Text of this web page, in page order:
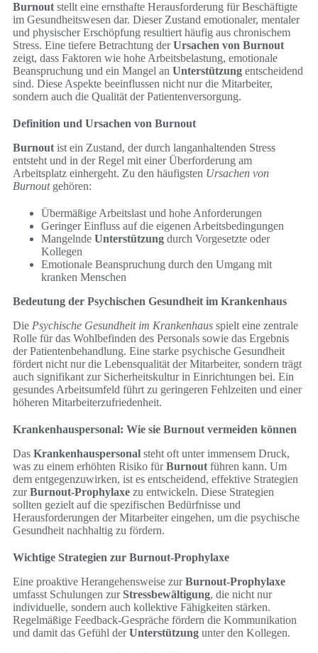
Burnout stellt eine ernsthafte Herausforderung für Beschäftigte
im Gesundheitswesen dar. Dieser Zustand emotionaler, mentaler
und physischer Erschöpfung resultiert häufig aus chronischem
Stress. Eine tiefere Betrachtung derUrsachen von Burnout
zeigt, dass Faktoren wie hohe Arbeitsbelastung, emotionale
Beanspruchung und ein Mangel an Unterstützung entscheidend
sind. Diese Aspekte beeinflussen nicht nur die Mitarbeiter,
sondern auch die Qualität der Patientenversorgung.
Definition und Ursachen von Burnout
Burnout ist ein Zustand, der durch langanhaltenden Stress
entsteht und in der Regel mit einer Überforderung am
Arbeitsplatz einhergeht. Zu den häufigsten Ursachen von
Burnoutgehören:
Übermäßige Arbeitslast und hohe Anforderungen
Geringer Einfluss auf die eigenen Arbeitsbedingungen
Mangelnde Unterstützung durch Vorgesetzte oder
Kollegen
Emotionale Beanspruchung durch den Umgang mit
kranken Menschen
Bedeutung der Psychischen Gesundheit im Krankenhaus
Die Psychische Gesundheit im Krankenhaus spielt eine zentrale
Rolle für das Wohlbefinden des Personals sowie das Ergebnis
der Patientenbehandlung. Eine starke psychische Gesundheit
fördert nicht nur die Lebensqualität der Mitarbeiter, sondern trägt
auch signifikant zur Sicherheitskultur in Einrichtungen bei. Ein
gesundes Arbeitsumfeld führt zu geringeren Fehlzeiten und einer
höheren Mitarbeiterzufriedenheit.
Krankenhauspersonal: Wie sie Burnout vermeiden können
Das Krankenhauspersonal steht oft unter immensem Druck,
was zu einem erhöhten Risiko fürBurnout führen kann. Um
dem entgegenzuwirken, ist es entscheidend, effektive Strategien
zurBurnout-Prophylaxe zu entwickeln. Diese Strategien
sollten gezielt auf die spezifischen Bedürfnisse und
Herausforderungen der Mitarbeiter eingehen, um die psychische
Gesundheit nachhaltig zu fördern.
Wichtige Strategien zur Burnout-Prophylaxe
Eine proaktive Herangehensweise zurBurnout-Prophylaxe
umfasst Schulungen zurStressbewältigung, die nicht nur
individuelle, sondern auch kollektive Fähigkeiten stärken.
Regelmäßige Feedback-Gespräche fördern die Kommunikation
und damit das Gefühl derUnterstützung unter den Kollegen.